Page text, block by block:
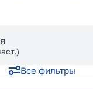
Все фильтры